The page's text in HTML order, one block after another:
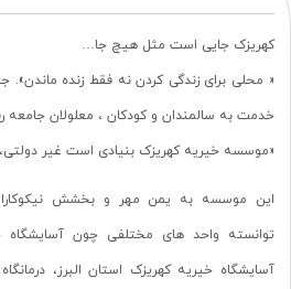
کهریزک جایی است مثل هیچ جا…
« محلی برای زندگی کردن نه فقط زنده ماندن».
خدمت به سالمندان و کودکان ، معلولان جامعه
«موسسه خیریه کهریزک بنیادی است غیر
این موسسه به یمن مهر و بخشش
توانسته واحد های مختلفی چون آسایشگاه
آسایشگاه خیریه کهریزک استان البرز،